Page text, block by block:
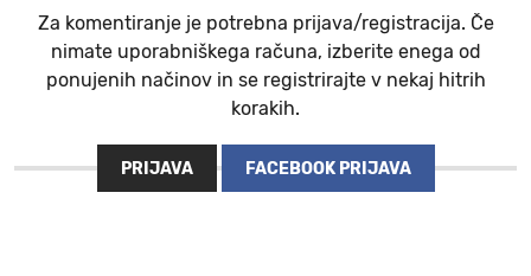
Za komentiranje je potrebna prijava/registracija. Če
nimate uporabniškega računa, izberite enega od
ponujenih načinov in se registrirajte v nekaj hitrih
korakih.
PRIJAVA FACEBOOK PRIJAVA